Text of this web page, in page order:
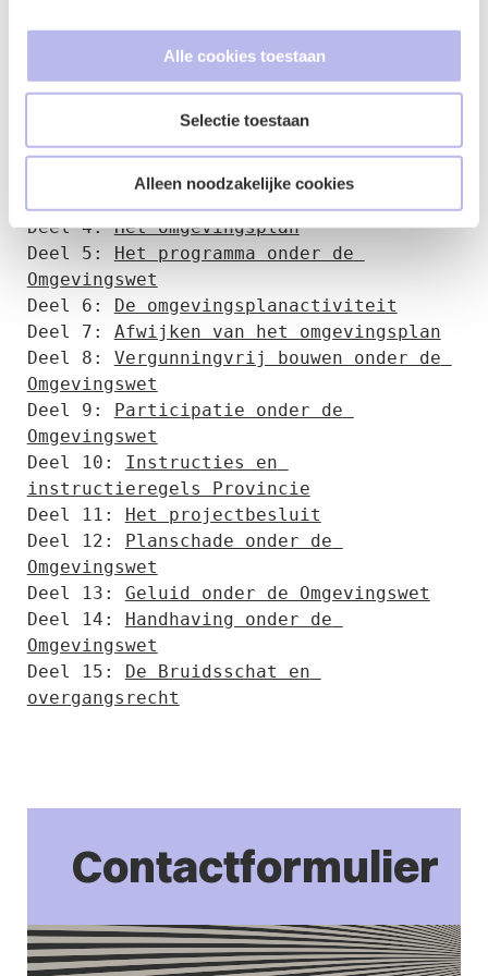
Alle cookies toestaan
Selectie toestaan
Alleen noodzakelijke cookies
Deel 1: De Omgevingsvisie
Doel en opbouw van de
Omgevingswet
Algemene rijksregels en
Deel 4: Het Omgevingsplan
Deel 5: Het programma onder de
Omgevingswet
Deel 6: De omgevingsplanactiviteit
Deel 7: Afwijken van het omgevingsplan
Deel 8: Vergunningvrij bouwen onder de
Omgevingswet
Deel 9: Participatie onder de
Omgevingswet
Deel 10: Instructies en
instructieregels Provincie
Deel 11: Het projectbesluit
Deel 12: Planschade onder de
Omgevingswet
Deel 13: Geluid onder de Omgevingswet
Deel 14: Handhaving onder de
Omgevingswet
Deel 15: De Bruidsschat en
overgangsrecht
Contactformulier